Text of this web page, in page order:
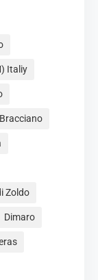
Italiy
Bracciano
Zoldo
Dimaro